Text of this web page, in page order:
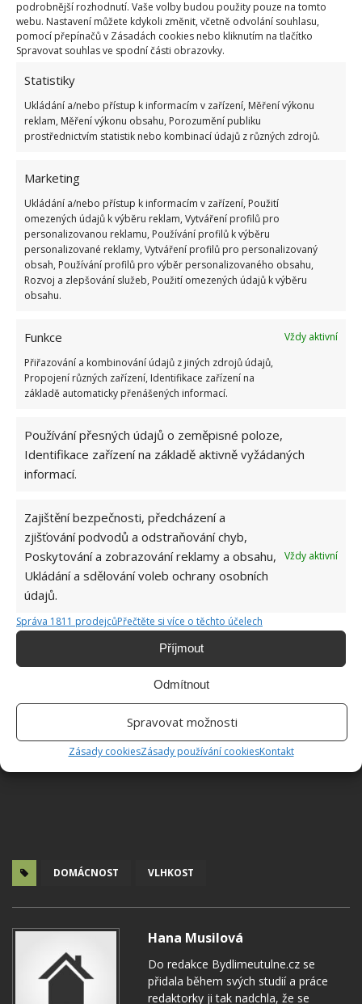
podrobnější rozhodnutí. Vaše volby budou použity pouze na tomto
webu. Nastavení můžete kdykoli změnit, včetně odvolání souhlasu,
pomocí přepínačů v Zásadách cookies nebo kliknutím na tlačítko
Spravovat souhlas ve spodní části obrazovky.
Statistiky
Ukládání a/nebo přístup k informacím v zařízení, Měření výkonu
reklam, Měření výkonu obsahu, Porozumění publiku
prostřednictvím statistik nebo kombinací údajů z různých zdrojů.
Marketing
Ukládání a/nebo přístup k informacím v zařízení, Použití
omezených údajů k výběru reklam, Vytváření profilů pro
personalizovanou reklamu, Používání profilů k výběru
personalizované reklamy, Vytváření profilů pro personalizovaný
obsah, Používání profilů pro výběr personalizovaného obsahu,
Rozvoj a zlepšování služeb, Použití omezených údajů k výběru
obsahu.
Funkce
Vždy aktivní
Přiřazování a kombinování údajů z jiných zdrojů údajů,
Propojení různých zařízení, Identifikace zařízení na
základě automaticky přenášených informací.
Používání přesných údajů o zeměpisné poloze,
Identifikace zařízení na základě aktivně vyžádaných
informací.
Zajištění bezpečnosti, předcházení a
zjišťování podvodů a odstraňování chyb,
Poskytování a zobrazování reklamy a obsahu,
Ukládání a sdělování voleb ochrany osobních
údajů.
Vždy aktivní
Správa 1811 prodejcůPřečtěte si více o těchto účelech
Příjmout
Odmítnout
Spravovat možnosti
Zásady cookiesZásady používání cookiesKontakt
kuchyni a WC. Umožní to únik vodní páry a zabrání
jejímu pronikání do stěn a usazování na oknech.
Otevřenost dvířek můžete kontrolovat zapálením
svíčky – pokud se plamen nepřeklopí, je to známka
toho, že musíte zavolat kominíka, aby vyčistil komín.
Po koupání byste měli vždy nechat otevřené dveře,
aby mohly páry volně unikat. Pravidelné větrání je
velmi důležité, pokud doma nechcete pěstovat
plísně. Větrat byste měli dvakrát denně po několik
minut. Nezapomeňte v domácnosti udržovat
správnou teplotu, která by měla být alespoň 20
stupňů.
Pokud se vám doma hromadí
vlhkost, může pomoci odvlhčovač
Vyplatí se investovat do toho přístroje, pokud vás
také kouř a další znečišťující látky. Může snížit
vlhkost vzduchu až o 60 %. Použít můžete domácí
Zdroj: TheSpruce
DOMÁCNOST VLHKOST
Hana Musilová
Do redakce Bydlimeutulne.cz se
přidala během svých studií a práce
redaktorky ji tak nadchla, že se